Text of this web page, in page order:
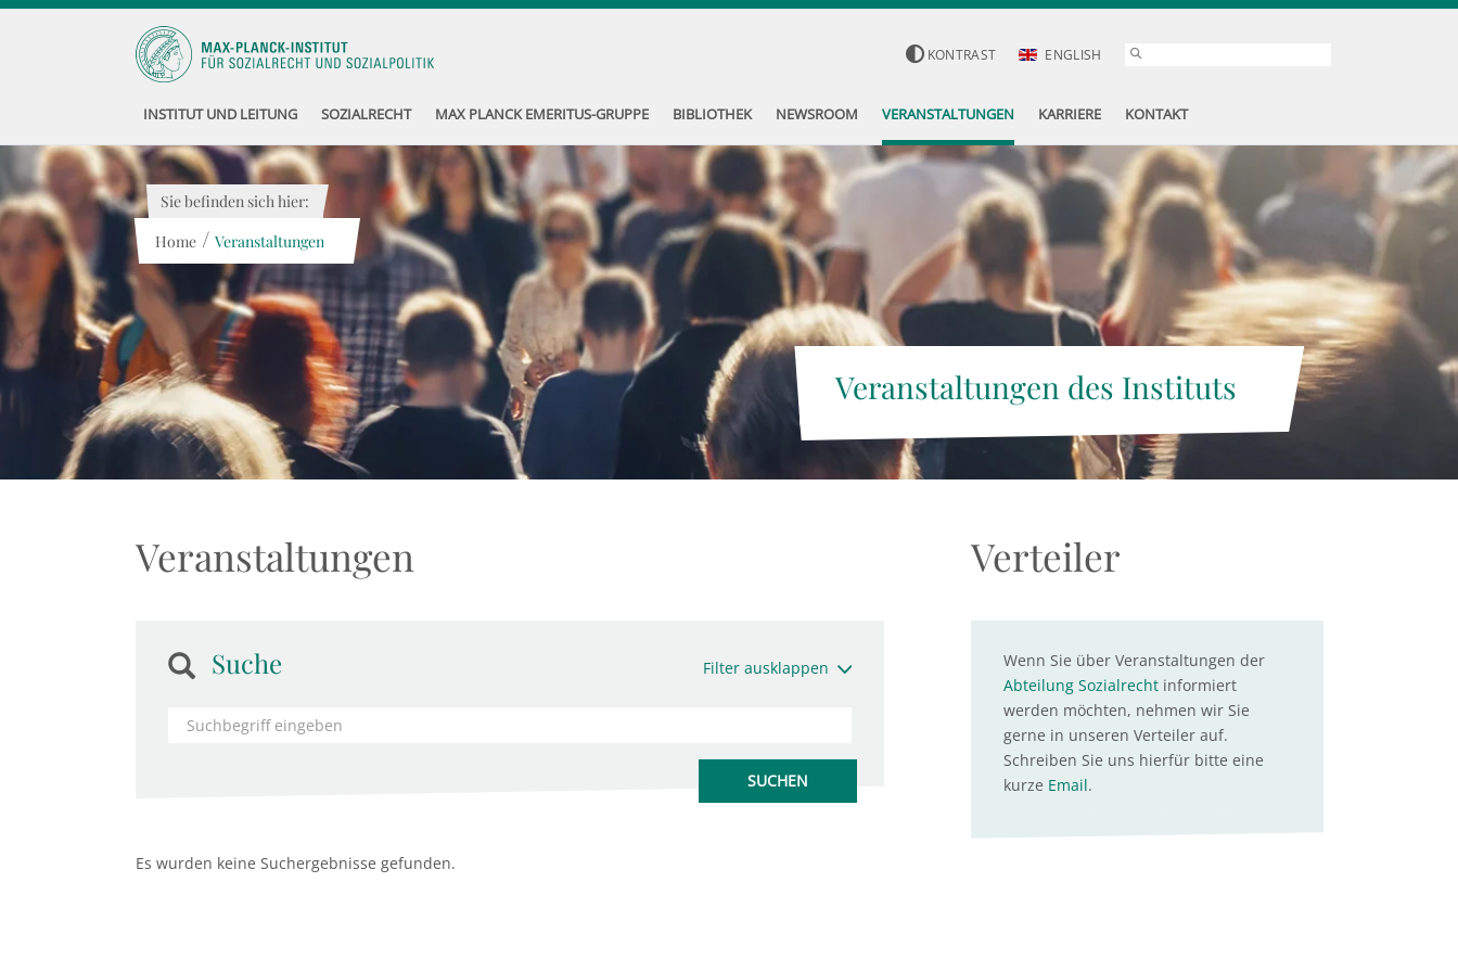
KONTRAST ENGLISH
INSTITUT UND LEITUNG SOZIALRECHT MAX PLANCK EMERITUS-GRUPPE BIBLIOTHEK NEWSROOM VERANSTALTUNGEN KARRIERE KONTAKT
Veranstaltungen des Instituts
Sie befinden sich hier:
Home / Veranstaltungen
Veranstaltungen
Suche Filter ausklappen
Es wurden keine Suchergebnisse gefunden.
Verteiler
Wenn Sie über Veranstaltungen der
Abteilung Sozialrechtinformiert
werden möchten, nehmen wir Sie
gerne in unseren Verteiler auf.
Schreiben Sie uns hierfür bitte eine
kurze Email.